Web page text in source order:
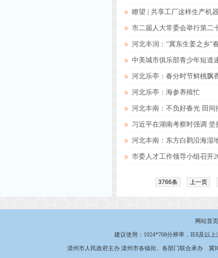
瞭望 | 共享工厂这样生产机
市二届人大常委会举行第二
河北丰润：“冀东生姜之乡”
中美城市俱乐部青少年短道
河北乐亭：春分时节鲜桃飘
河北乐亭：海参养殖忙
河北丰南：不负好春光 田间
习近平在湖南考察时强调
河北丰南：东方白鹳沿海湿
市委人才工作领导小组召开
3766条 上一页
网站首页
建议使用：1024*768分辨率，IE8及以
滦州市人民政府主办 滦州市各镇街、各部门联合承办 冀